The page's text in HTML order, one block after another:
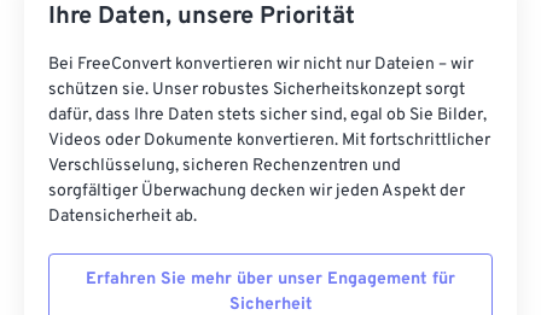
Ihre Daten, unsere Priorität
Bei FreeConvert konvertieren wir nicht nur Dateien – wir
schützen sie. Unser robustes Sicherheitskonzept sorgt
dafür, dass Ihre Daten stets sicher sind, egal ob Sie Bilder,
Videos oder Dokumente konvertieren. Mit fortschrittlicher
Verschlüsselung, sicheren Rechenzentren und
sorgfältiger Überwachung decken wir jeden Aspekt der
Datensicherheit ab.
Erfahren Sie mehr über unser Engagement für
Sicherheit